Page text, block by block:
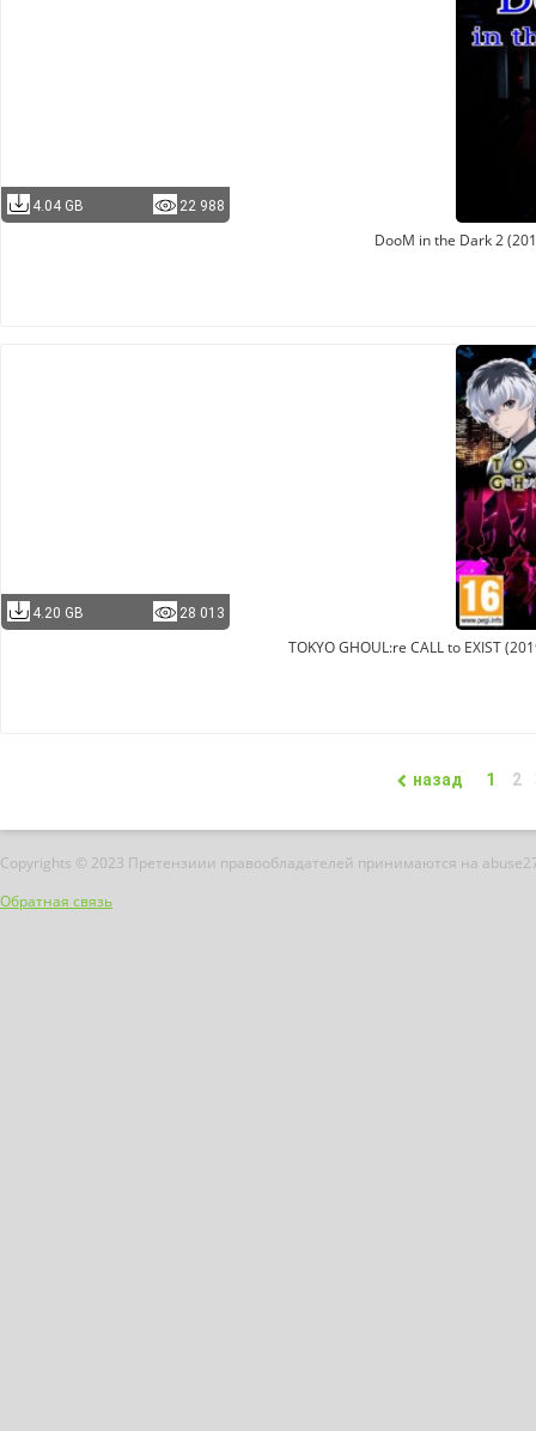
4.04 GB 22 988
DooM in the Dark 2
4.20 GB 28 013
TOKYO GHOUL:re CALL to EXIST
назад 1 2
Copyrights © 2023 Претензиии правообладателей принимаются на
Обратная связь